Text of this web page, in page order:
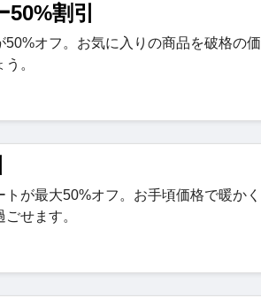
割引
50%オフ。お気に入りの商品を破格の価
。
が最大50%オフ。お手頃価格で暖かく
せます。